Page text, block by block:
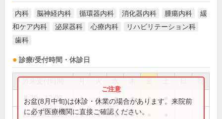
内科 脳神経内科 循環器内科 消化器内科 腫瘍内科
緩
和ケア内科
泌尿器科 心療内科
リハビリテーション科
歯科
診療/受付時間・休診日
祝
8:30～12:00 ● ● ● ● ●
13:30～17:00 ● ● ● ●
お盆(8月中旬)は休診・休業の場合があります。来院前
に必ず医療機関に直接ご確認ください。